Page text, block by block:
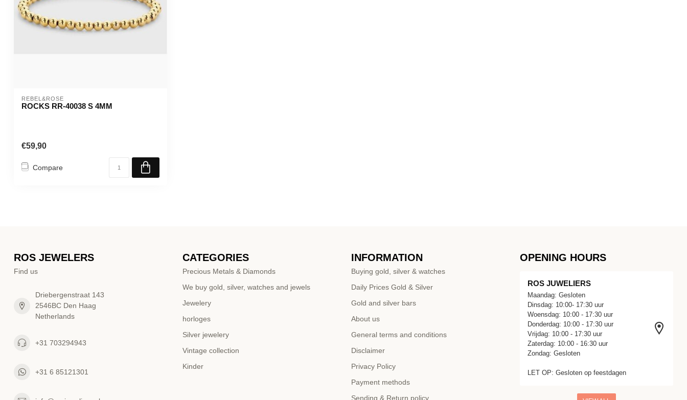
REBEL&ROSE
ROCKS RR-40038 S 4MM
€59,90
Compare
ROS JEWELERS
Find us
Driebergenstraat 143
2546BC Den Haag
Netherlands
+31 703294943
+31 6 85121301
CATEGORIES
Precious Metals & Diamonds
We buy gold, silver, watches and jewels
Jewelery
horloges
Silver jewelery
Vintage collection
Kinder
INFORMATION
Buying gold, silver & watches
Daily Prices Gold & Silver
Gold and silver bars
About us
General terms and conditions
Disclaimer
Privacy Policy
Payment methods
Sending & Return policy
OPENING HOURS
ROS JUWELIERS
Maandag: Gesloten
Dinsdag: 10:00- 17:30 uur
Woensdag: 10:00 - 17:30 uur
Donderdag: 10:00 - 17:30 uur
Vrijdag: 10:00 - 17:30 uur
Zaterdag: 10:00 - 16:30 uur
Zondag: Gesloten
LET OP: Gesloten op feestdagen